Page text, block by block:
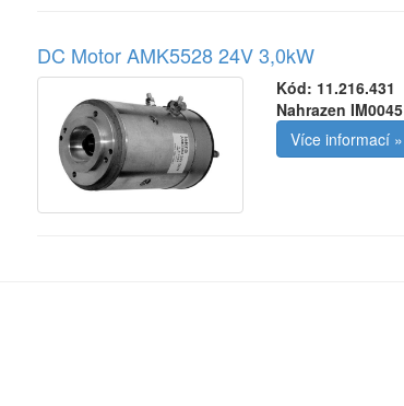
DC Motor AMK5528 24V 3,0kW
Kód: 11.216.431
Nahrazen IM0045
Více informací »